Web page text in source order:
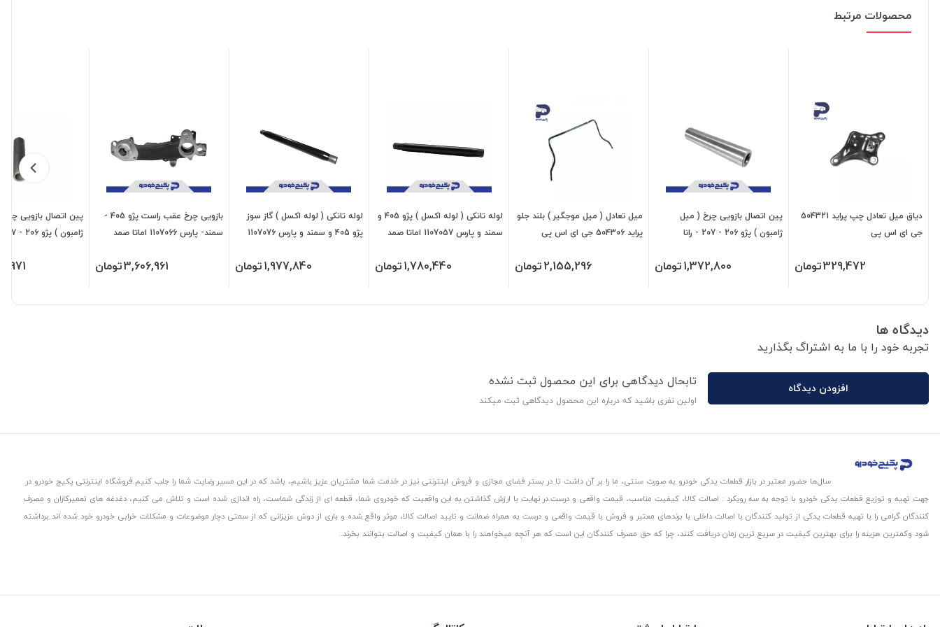
محصولات مرتبط
دیاق میل تعادل چپ پراید 504321
جی ای اس پی
329,472تومان
پین اتصال بازویی چرخ ( میل
ژامبون ) پژو 206 - 207 - رانا
1,372,800تومان
میل تعادل ( میل موجگیر ) بلند جلو
پراید 504306 جی ای اس پی
2,155,296تومان
لوله تانکی ( لوله اکسل ) پژو 405 و
سمند و پارس 1107057 اماتا صمد
1,780,440تومان
لوله تانکی ( لوله اکسل ) گاز سوز
پژو 405 و سمند و پارس 1107076
1,977,840تومان
بازویی چرخ عقب راست پژو 405 -
سمند- پارس 1107066 اماتا صمد
3,606,961تومان
پین اتصال بازویی
دیدگاه ها
تجربه خود را با ما به اشتراگ بگذارید
افزودن دیدگاه تابحال دیدگاهی برای این محصول ثبت نشده
اولین نفری باشید که درباره این محصول دیدگاهی ثبت میکند
سال‌ها حضور معتبر در بازار قطعات یدکی خودرو به صورت سنتی، ما را بر آن داشت تا در بستر فضای مجازی و فروش اینترنتی نیز در خدمت شما مشتریان عزیز باشیم، باشد که در این مسیر رضایت شما را جلب کنیم.فروشگاه اینترنتی پکیج خودرو در
جهت تهیه و توزیع قطعات یدکی خودرو با توجه به سه رویکرد : اصالت کالا، کیفیت مناسب، قیمت واقعی و درست.در نهایت با ارزش گذاشتن به این واقعیت که خودروی شما، قطعه ای از زندگی شماست، راه اندازی شده است و تلاش می کنیم، دغدغه های تعمیرکاران و مصرف
کنندگان گرامی را با تهیه قطعات یدکی از تولید کنندگان با اصالت داخلی با برندهای معتبر و فروش با قیمت واقعی و درست به همراه ضمانت و تایید اصالت کالا، موثر واقع شده و باری از دوش عزیزانی که از سمتی دچار موضوعات و مشکلات خرابی خودرو خود شده اند برداشته
شود و‌کمترین هزینه را برای بهترین کیفیت در سریع ترین زمان دریافت کنند، چرا که حق مصرف کنندگان این است که هر آنچه میخواهند را با همان کیفیت و اصالت بتوانند بخرند..